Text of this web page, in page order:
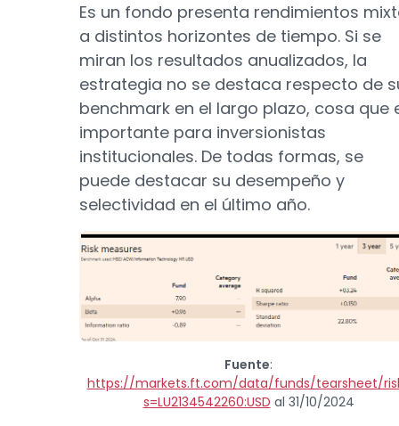
Es un fondo presenta rendimientos
a distintos horizontes de tiempo. Si se
miran los resultados anualizados, la
estrategia no se destaca respecto de
benchmark en el largo plazo, cosa que
importante para inversionistas
institucionales. De todas formas, se
puede destacar su desempeño y
selectividad en el último año.
Fuente:
https://markets.ft.com/data/funds/tearsheet/
s=LU2134542260:USD al 31/10/2024